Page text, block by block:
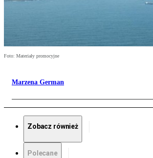
Foto: Materiały promocyjne
Marzena German
Zobacz również
Polecane